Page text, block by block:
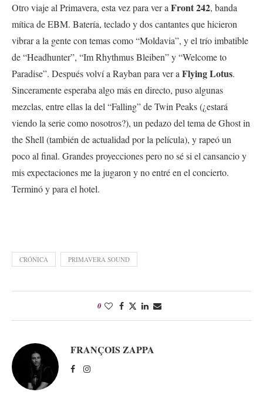
Otro viaje al Primavera, esta vez para ver aFront 242, banda
mítica de EBM. Batería, teclado y dos cantantes que hicieron
vibrar a la gente con temas como “Moldavia”, y el trío imbatible
de “Headhunter”, “Im Rhythmus Bleiben” y “Welcome to
Paradise”. Después volví a Rayban para ver aFlying Lotus.
Sinceramente esperaba algo más en directo, puso algunas
mezclas, entre ellas la del “Falling” de Twin Peaks (¿estará
viendo la serie como nosotros?), un pedazo del tema de Ghost in
the Shell (también de actualidad por la película), y rapeó un
poco al final. Grandes proyecciones pero no sé si el cansancio y
mis expectaciones me la jugaron y no entré en el concierto.
Terminó y para el hotel.
CRÓNICA PRIMAVERA SOUND
0
FRANÇOIS ZAPPA